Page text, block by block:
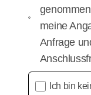
meine
Anfrage
Ich bin